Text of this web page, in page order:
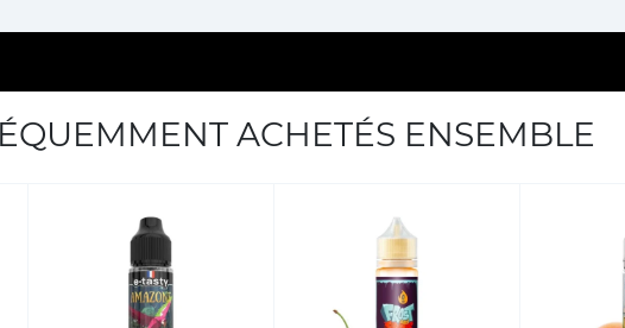
ACHETÉS ENSEMBLE